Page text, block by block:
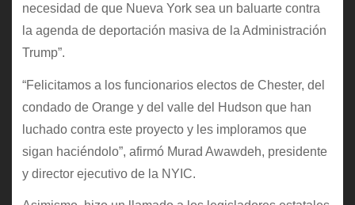
necesidad de que Nueva York sea un baluarte contra
la agenda de deportación masiva de la Administración
Trump”.
“Felicitamos a los funcionarios electos de Chester, del
condado de Orange y del valle del Hudson que han
luchado contra este proyecto y les imploramos que
sigan haciéndolo”, afirmó Murad Awawdeh, presidente
y director ejecutivo de la NYIC.